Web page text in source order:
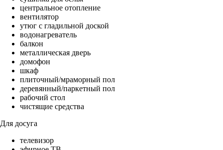
центральное отопление
вентилятор
утюг с гладильной доской
водонагреватель
балкон
металлическая дверь
домофон
шкаф
плиточный/мраморный пол
деревянный/паркетный пол
рабочий стол
чистящие средства
Для досуга
телевизор